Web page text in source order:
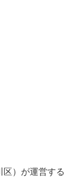
）が運営する